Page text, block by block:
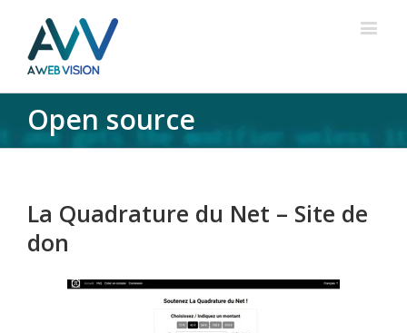
Open source
La Quadrature du Net – Site de
don